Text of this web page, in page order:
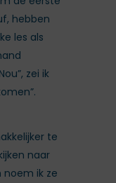
hebben
les als
zei ik
te
naar
noem ik ze